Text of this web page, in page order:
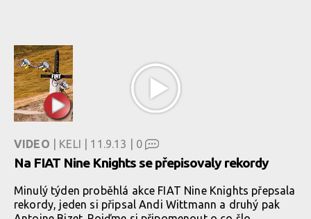
VIDEO | KELI | 11.9.13 | 0
Na FIAT Nine Knights se přepisovaly rekordy
Minulý týden proběhlá akce FIAT Nine Knights přepsala
rekordy, jeden si připsal Andi Wittmann a druhý pak